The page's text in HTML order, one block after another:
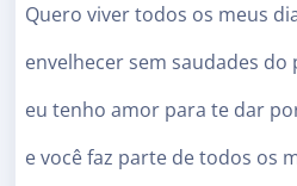
Quero viver todos os meus
envelhecer sem saudades do
eu tenho amor para te dar
e você faz parte de todos os